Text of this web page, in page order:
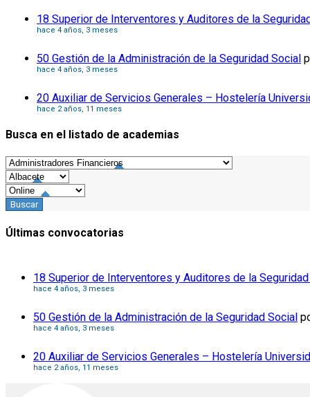
18 Superior de Interventores y Auditores de la
hace 4 años, 3 meses
50 Gestión de la Administración de la Seguridad Social
hace 4 años, 3 meses
20 Auxiliar de Servicios Generales – Hostelería
hace 2 años, 11 meses
Busca en el listado de academias
Últimas convocatorias
18 Superior de Interventores y Auditores de la
hace 4 años, 3 meses
50 Gestión de la Administración de la Seguridad Social
hace 4 años, 3 meses
20 Auxiliar de Servicios Generales – Hostelería
hace 2 años, 11 meses